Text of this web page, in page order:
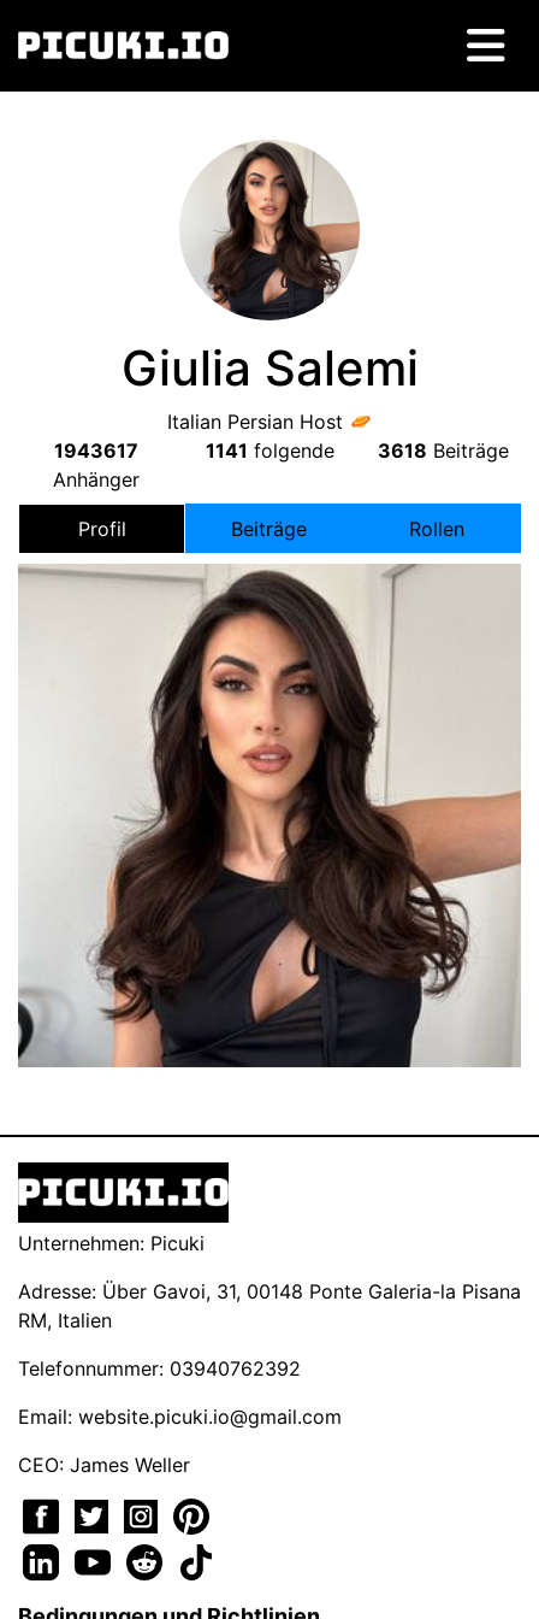
Giulia Salemi
Italian Persian Host
1943617
Anhänger
1141 folgende 3618 Beiträge
Profil Beiträge Rollen
Unternehmen: Picuki
Adresse: Über Gavoi, 31, 00148 Ponte Galeria-la Pisana
RM, Italien
Telefonnummer: 03940762392
Email: website.picuki.io@gmail.com
CEO: James Weller